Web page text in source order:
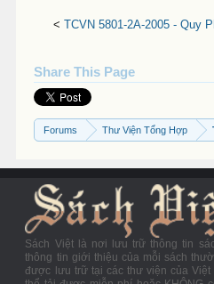
< TCVN 5801-2A-2005 - Quy
Share This Page
Forums Thư Viện Tổng Hợp
Sách Việt là nơi lưu trữ thông tin
thông tin giới thiệu của mỗi sách
được lưu trữ tại các thư viện của